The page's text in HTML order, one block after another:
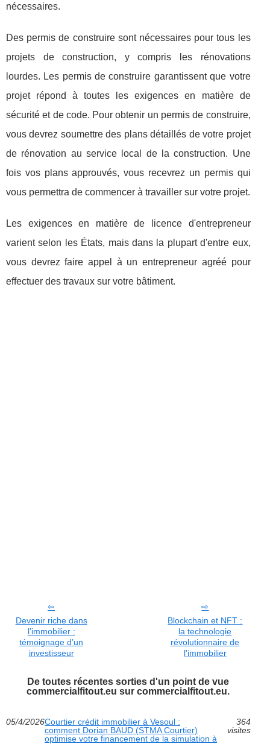
nécessaires.
Des permis de construire sont nécessaires pour tous les
projets de construction, y compris les rénovations
lourdes. Les permis de construire garantissent que votre
projet répond à toutes les exigences en matière de
sécurité et de code. Pour obtenir un permis de construire,
vous devrez soumettre des plans détaillés de votre projet
de rénovation au service local de la construction. Une
fois vos plans approuvés, vous recevrez un permis qui
vous permettra de commencer à travailler sur votre projet.
Les exigences en matière de licence d'entrepreneur
varient selon les États, mais dans la plupart d'entre eux,
vous devrez faire appel à un entrepreneur agréé pour
effectuer des travaux sur votre bâtiment.
Devenir riche dans
l’immobilier :
témoignage d’un
investisseur
Blockchain et NFT :
la technologie
révolutionnaire de
l'immobilier
De toutes récentes sorties d'un point de vue
commercialfitout.eu sur commercialfitout.eu.
05/4/2026Courtier crédit immobilier à Vesoul :
comment Dorian BAUD (STMA Courtier)
optimise votre financement de la simulation à
364
visites